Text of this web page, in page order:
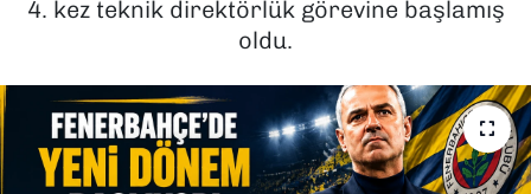
4. kez teknik direktörlük görevine başlamış
oldu.
TEKNOLOJİ
YAŞAM